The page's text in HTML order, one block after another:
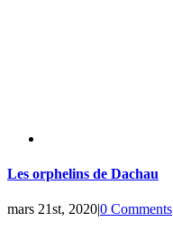
Les orphelins de Dachau
mars 21st, 2020|0 Comments